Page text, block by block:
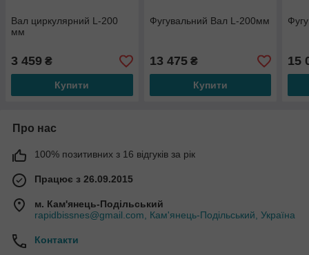
Вал циркулярний L-200
мм
3 459 ₴
Купити
Фугувальний Вал L-200мм
13 475₴
Купити
15
Про нас
100% позитивних з 16 відгуків за рік
Працює з 26.09.2015
м. Кам'янець-Подільський
rapidbissnes@gmail.com, Кам'янець-Подільський, Україна
Контакти